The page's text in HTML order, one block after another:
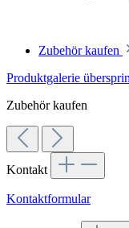
Zubehör kaufen
Produktgalerie
Zubehör kaufen
Kontakt
Kontaktformular